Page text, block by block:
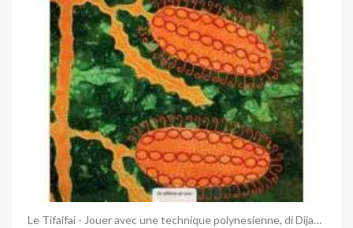
Anteprima Le Tifaifai - Jouer avec une technique polynesienne, di Dijanne Cevaal